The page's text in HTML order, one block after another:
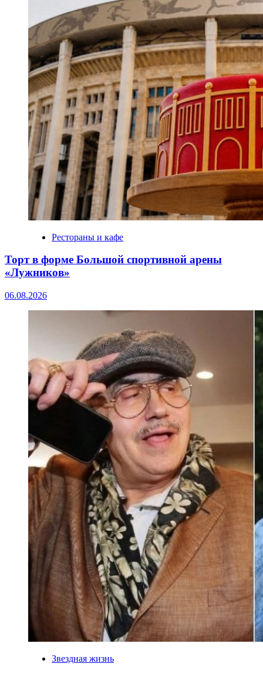
Рестораны и кафе
Торт в форме Большой спортивной арены
«Лужников»
06.08.2026
Звездная жизнь